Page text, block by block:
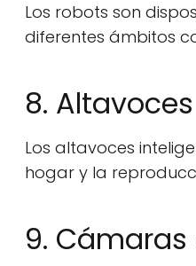
Los robots son
diferentes ámbitos
8.
Los altavoces
hogar y la
9.